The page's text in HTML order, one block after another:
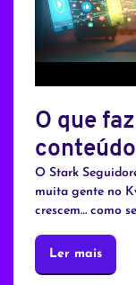
O que
conteúdo
O Stark
muita gente no
crescem… como
Ler mais